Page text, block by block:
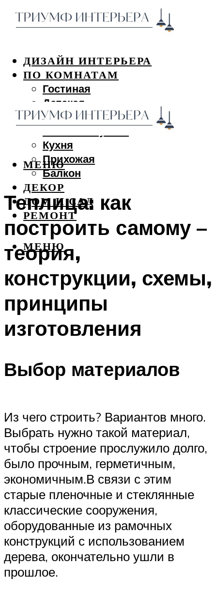
ДИЗАЙН ИНТЕРЬЕРА
ПО КОМНАТАМ
Гостиная
Детская
Спальня
Кухня
Прихожая
Балкон
ДЕКОР
ДОМ И САД
РЕМОНТ
МЕНЮ
МЕНЮ
Теплица: как
построить самому –
теория,
конструкции, схемы,
принципы
изготовления
Выбор материалов
Из чего строить? Вариантов много.
Выбрать нужно такой материал,
чтобы строение прослужило долго,
было прочным, герметичным,
экономичным.В связи с этим
старые пленочные и стеклянные
классические сооружения,
оборудованные из рамочных
конструкций с использованием
дерева, окончательно ушли в
прошлое.